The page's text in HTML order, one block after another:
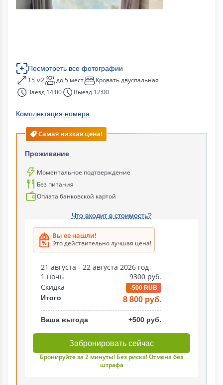
Посмотреть все фотографии
15 м2 до 5 мест
Кровать двуспальная
Заезд 14:00
Выезд 12:00
Комплектация номера
Самая низкая цена!
Проживание
Моментальное подтверждение
Без питания
Оплата банковской картой
Что входит в стоимость?
Вы ее нашли!
Это действительно лучшая цена!
21 августа - 22 августа 2026 год
1 ночь
9300 руб.
Скидка
-500 RUB
Итого 8 800 руб.
Ваша выгода +500 руб.
Забронировать сейчас
Бронируйте за 2 минуты! Без риска! Отмена без
штрафа